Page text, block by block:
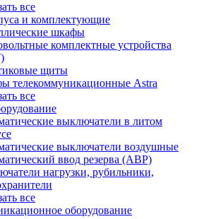
все
и комплектующие
шкафы
комплектные устройства
щиты
телекоммуникационные Astra
все
выключатели в литом
выключатели воздушные
ввод резерва (АВР)
нагрузки, рубильники,
все
оборудование